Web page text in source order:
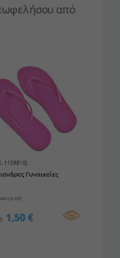
από